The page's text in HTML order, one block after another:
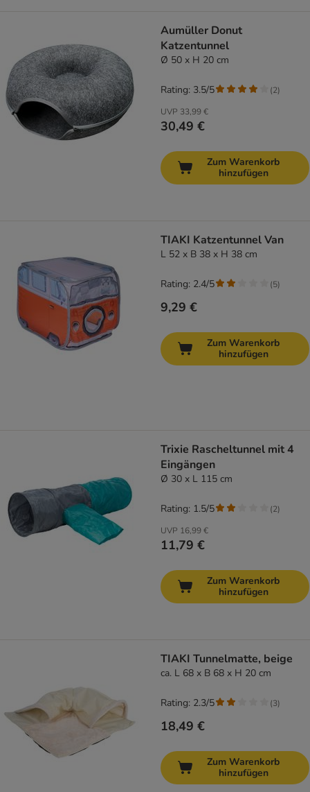
Aumüller Donut
Katzentunnel
Ø 50 x H 20 cm
UVP 33,99 €
30,49 €
Rating: 3.5/5 (2)
Zum Warenkorb
hinzufügen
TIAKI Katzentunnel Van
L 52 x B 38 x H 38 cm
9,29 €
Rating: 2.4/5 (5)
Zum Warenkorb
hinzufügen
Trixie Rascheltunnel mit 4
Eingängen
Ø 30 x L 115 cm
UVP 16,99 €
11,79 €
Rating: 1.5/5 (2)
Zum Warenkorb
hinzufügen
TIAKI Tunnelmatte, beige
ca. L 68 x B 68 x H 20 cm
18,49 €
Rating: 2.3/5 (3)
Zum Warenkorb
hinzufügen